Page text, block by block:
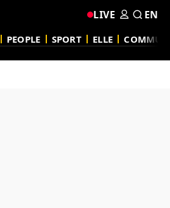
PEOPLE SPORT ELLE
LIVE EN